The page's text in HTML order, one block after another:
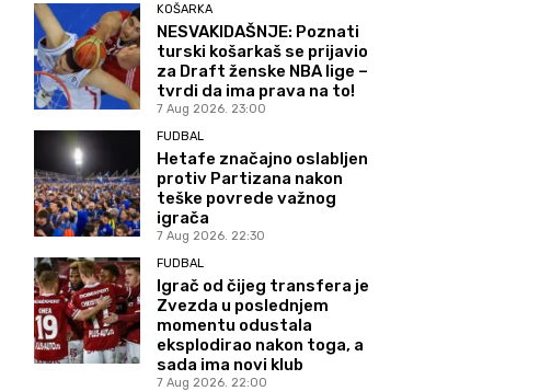
KOŠARKA
NESVAKIDAŠNJE: Poznati
turski košarkaš se prijavio
za Draft ženske NBA lige –
tvrdi da ima prava na to!
7 Aug 2026. 23:00
FUDBAL
Hetafe značajno oslabljen
protiv Partizana nakon
teške povrede važnog
igrača
7 Aug 2026. 22:30
FUDBAL
Igrač od čijeg transfera je
Zvezda u poslednjem
momentu odustala
eksplodirao nakon toga, a
sada ima novi klub
7 Aug 2026. 22:00